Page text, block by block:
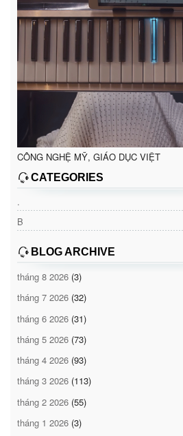
CÔNG NGHỆ MỸ, GIÁO DỤC VIỆT
CATEGORIES
.
B
BLOG ARCHIVE
tháng 8 2026 (3)
tháng 7 2026 (32)
tháng 6 2026 (31)
tháng 5 2026 (73)
tháng 4 2026 (93)
tháng 3 2026 (113)
tháng 2 2026 (55)
tháng 1 2026 (3)